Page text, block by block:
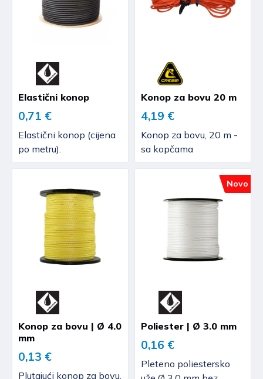
Elastični konop
0,71 €
Elastični konop (cijena
po metru).
Konop za bovu 20 m
4,19 €
Konop za bovu, 20 m -
sa kopčama
Konop za bovu | Ø 4.0
mm
0,13 €
Plutajući konop za bovu.
Novo
Poliester | Ø 3.0 mm
0,16 €
Pleteno poliestersko